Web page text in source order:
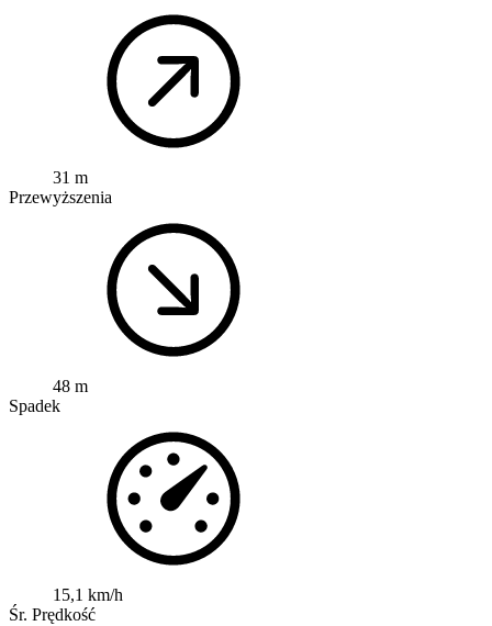
31 m
Przewyższenia
48 m
Spadek
15,1 km/h
Śr. Prędkość